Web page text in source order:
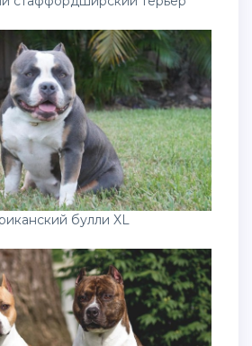
булли XL